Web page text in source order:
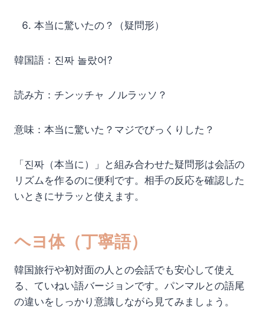
本当に驚いたの？（疑問形）
韓国語：진짜 놀랐어?
読み方：チンッチャ ノルラッソ？
意味：本当に驚いた？マジでびっくりした？
「진짜（本当に）」と組み合わせた疑問形は会話の
リズムを作るのに便利です。相手の反応を確認した
いときにサラッと使えます。
ヘヨ体（丁寧語）
韓国旅行や初対面の人との会話でも安心して使え
る、ていねい語バージョンです。パンマルとの語尾
の違いをしっかり意識しながら見てみましょう。